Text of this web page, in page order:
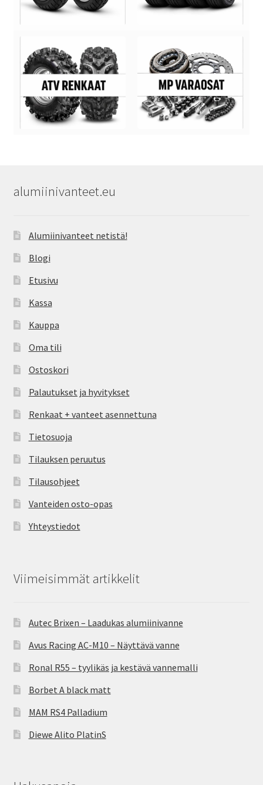
alumiinivanteet.eu
Alumiinivanteet netistä!
Blogi
Etusivu
Kassa
Kauppa
Oma tili
Ostoskori
Palautukset ja hyvitykset
Renkaat + vanteet asennettuna
Tietosuoja
Tilauksen peruutus
Tilausohjeet
Vanteiden osto-opas
Yhteystiedot
Viimeisimmät artikkelit
Autec Brixen – Laadukas alumiinivanne
Avus Racing AC-M10 – Näyttävä vanne
Ronal R55 – tyylikäs ja kestävä vannemalli
Borbet A black matt
MAM RS4 Palladium
Diewe Alito PlatinS